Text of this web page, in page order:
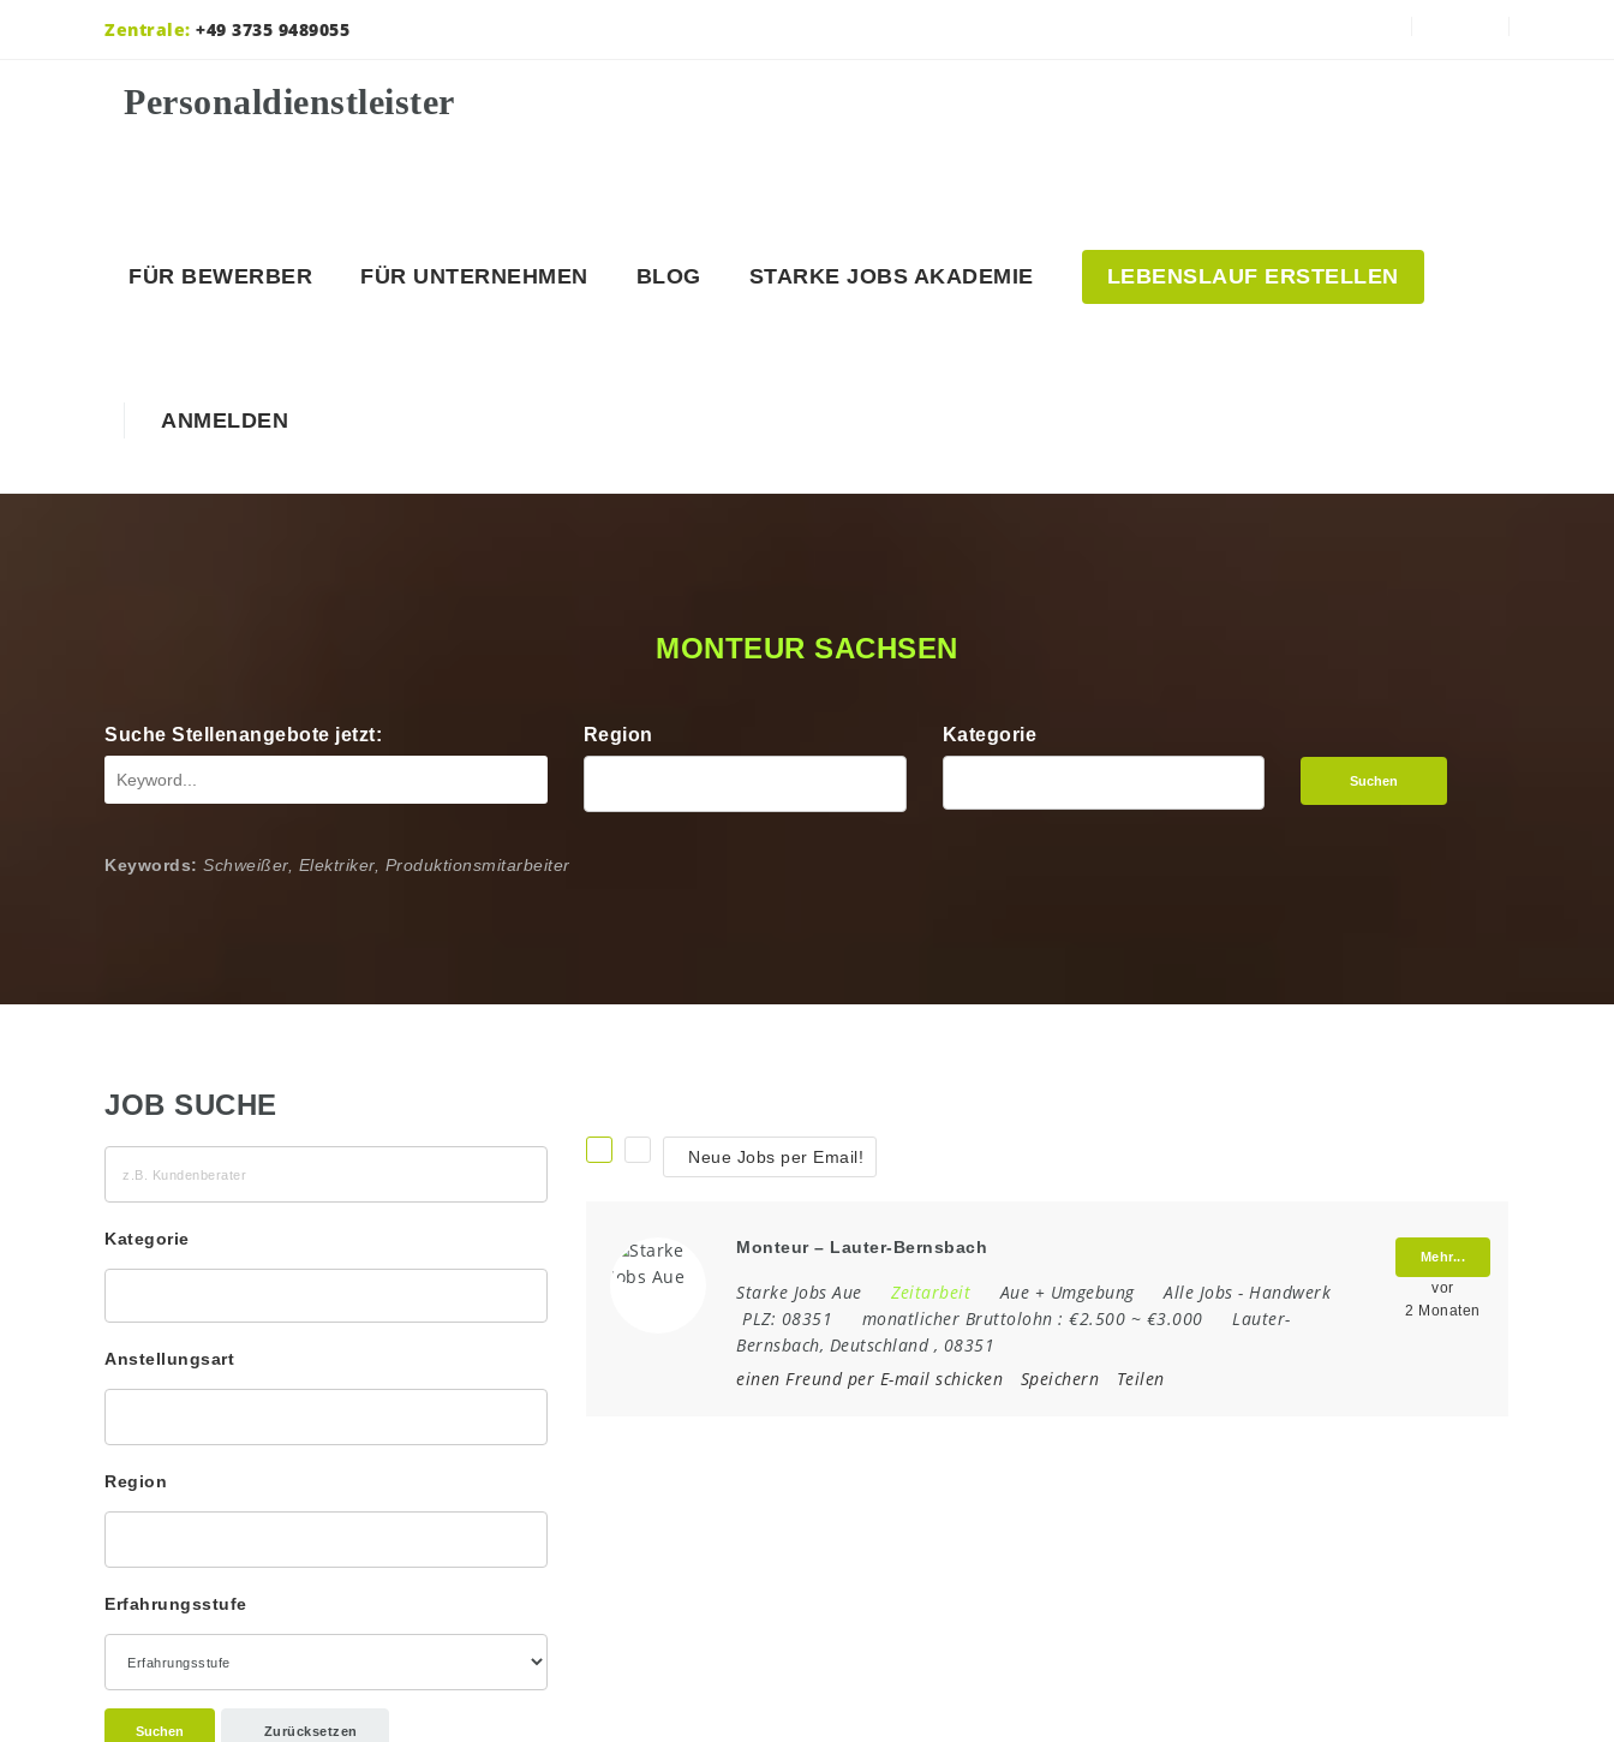
Zentrale: +49 3735 9489055
FÜR BEWERBER FÜR UNTERNEHMEN BLOG STARKE JOBS AKADEMIE LEBENSLAUF ERSTELLEN
ANMELDEN
MONTEUR SACHSEN
Suche Stellenangebote jetzt: Region Kategorie
Suchen
Keywords: Schweißer, Elektriker, Produktionsmitarbeiter
Neue Jobs per Email!
Monteur – Lauter-Bernsbach
Starke Jobs Aue Zeitarbeit Aue + Umgebung Alle Jobs -Handwerk
PLZ: 08351 monatlicher Bruttolohn :€2.500 ~ €3.000
Lauter-
Bernsbach, Deutschland, 08351
einen Freund per E-mail schicken
Speichern Teilen
Mehr...
vor
2 Monaten
JOB SUCHE
z.B.
Kundenberater
Kategorie
Anstellungsart
Region
Erfahrungsstufe
Suchen Zurücksetzen